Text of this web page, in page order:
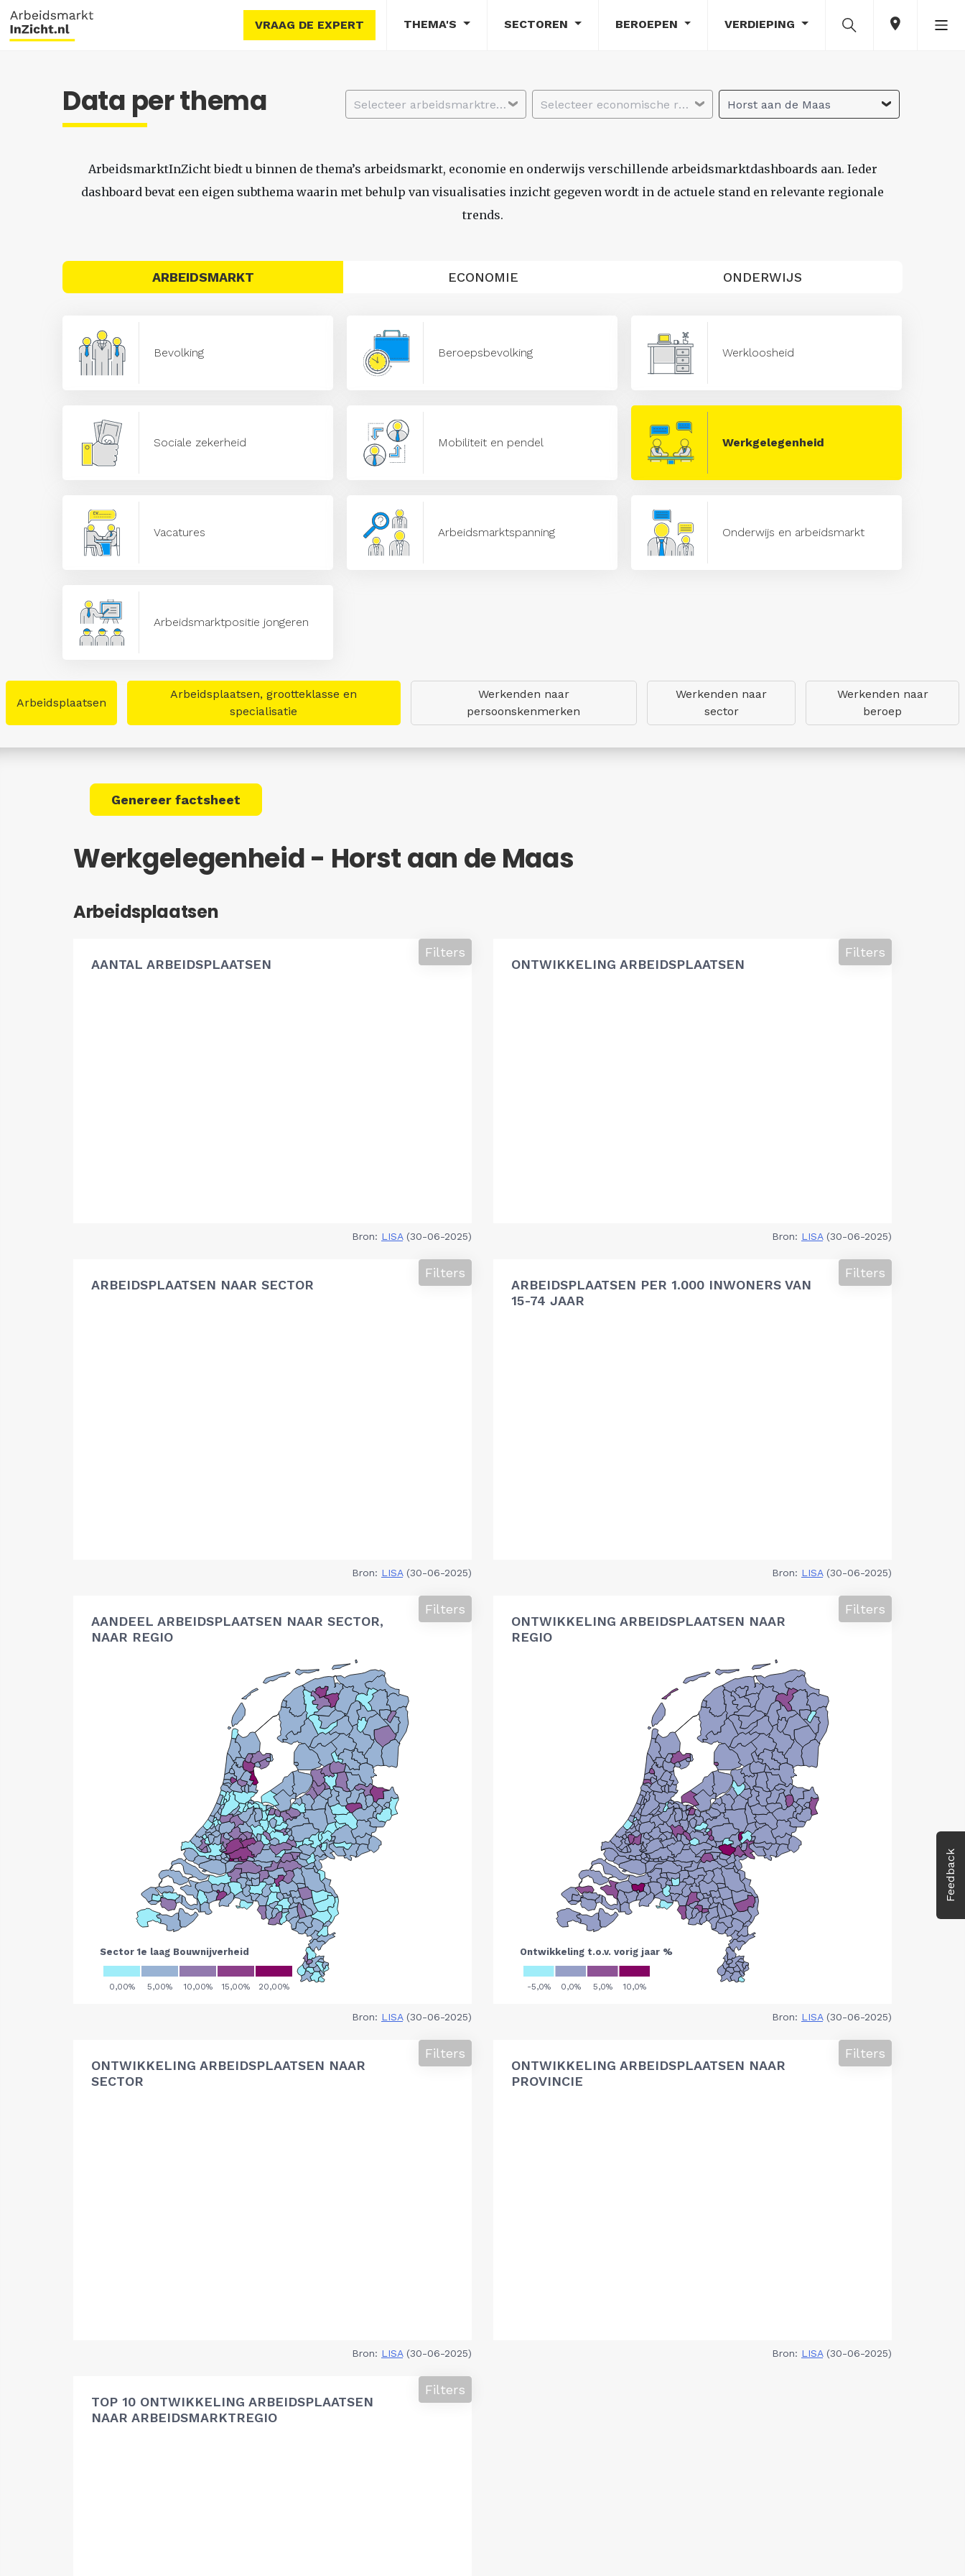
VRAAG DE EXPERT THEMA'S SECTOREN BEROEPEN VERDIEPING
Feedback
Data per thema Selecteer arbeidsmarktregio Selecteer economische regio Horst aan de Maas
ArbeidsmarktInZicht biedt u binnen de thema’s arbeidsmarkt, economie en onderwijs verschillende arbeidsmarktdashboards aan. Ieder
dashboard bevat een eigen subthema waarin met behulp van visualisaties inzicht gegeven wordt in de actuele stand en relevante regionale
trends.
ARBEIDSMARKT ECONOMIE ONDERWIJS
Bevolking Beroepsbevolking Werkloosheid
Sociale zekerheid Mobiliteit en pendel Werkgelegenheid
Vacatures Arbeidsmarktspanning Onderwijs en arbeidsmarkt
Arbeidsmarktpositie jongeren
Arbeidsplaatsen
Arbeidsplaatsen, grootteklasse en
specialisatie
Werkenden naar
persoonskenmerken
Werkenden naar
sector
Werkenden naar
beroep
Genereer factsheet
Werkgelegenheid - Horst aan de Maas
Arbeidsplaatsen
AANTAL ARBEIDSPLAATSEN
Filters
Bron: LISA(30-06-2025)
ONTWIKKELING ARBEIDSPLAATSEN
Filters
Bron: LISA(30-06-2025)
ARBEIDSPLAATSEN NAAR SECTOR
Filters
Bron: LISA(30-06-2025)
ARBEIDSPLAATSEN PER 1.000 INWONERS VAN
15-74 JAAR
Filters
Bron: LISA(30-06-2025)
AANDEEL ARBEIDSPLAATSEN NAAR SECTOR,
NAAR REGIO
Filters
Bron: LISA(30-06-2025)
ONTWIKKELING ARBEIDSPLAATSEN NAAR
REGIO
Filters
Bron: LISA(30-06-2025)
ONTWIKKELING ARBEIDSPLAATSEN NAAR
SECTOR
Filters
Bron: LISA(30-06-2025)
ONTWIKKELING ARBEIDSPLAATSEN NAAR
PROVINCIE
Filters
Bron: LISA(30-06-2025)
TOP 10 ONTWIKKELING ARBEIDSPLAATSEN
NAAR ARBEIDSMARKTREGIO
Filters